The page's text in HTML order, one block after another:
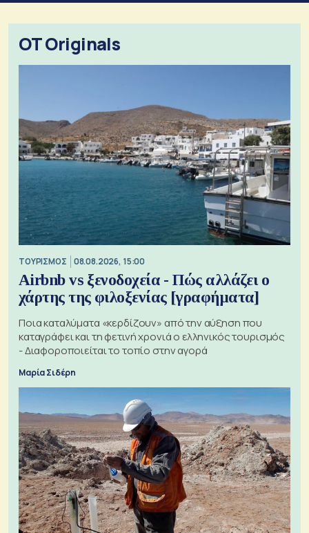
OT Originals
ΤΟΥΡΙΣΜΟΣ 08.08.2026, 15:00
Airbnb vs ξενοδοχεία - Πώς αλλάζει ο
χάρτης της φιλοξενίας [γραφήματα]
Ποια καταλύματα «κερδίζουν» από την αύξηση που
καταγράφει και τη φετινή χρονιά ο ελληνικός τουρισμός
- Διαφοροποιείται το τοπίο στην αγορά
Μαρία Σιδέρη